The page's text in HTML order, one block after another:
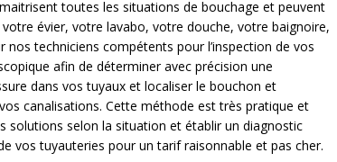
toutes les situations de bouchage et peuvent
évier, votre lavabo, votre douche, votre baignoire,
techniciens compétents pour l’inspection de vos
afin de déterminer avec précision une
dans vos tuyaux et localiser le bouchon et
canalisations. Cette méthode est très pratique et
solutions selon la situation et établir un diagnostic
vos tuyauteries pour un tarif raisonnable et pas cher.